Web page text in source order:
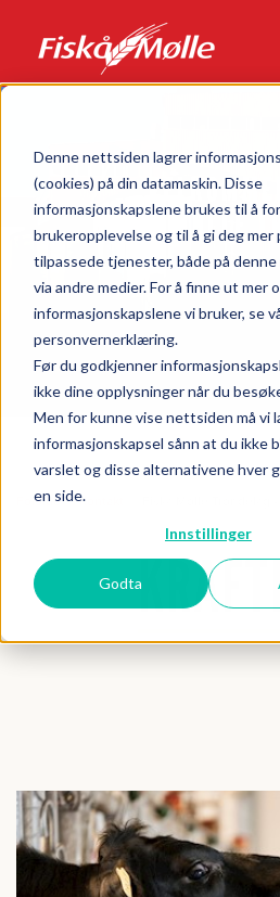
Denne nettsiden lagrer
(cookies) på din datamaskin. Disse
informasjonskapslene brukes til å
brukeropplevelse og til å gi deg mer
tilpassede tjenester, både på
via andre medier. For å finne ut mer
informasjonskapslene vi bruker, se
personvernerklæring.
Før du godkjenner
ikke dine opplysninger når du
Men for kunne vise nettsiden må vi
informasjonskapsel sånn at du ikke
varslet og disse alternativene hver
en side.
Innstillinger
Godta
FISKÅ MØLLE
Forside Kontakt